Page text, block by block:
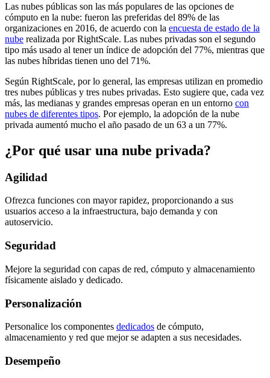
Las nubes públicas son las más populares de las opciones de
cómputo en la nube: fueron las preferidas del 89% de las
organizaciones en 2016, de acuerdo con la encuesta de estado de la
nube realizada por RightScale. Las nubes privadas son el segundo
tipo más usado al tener un índice de adopción del 77%, mientras que
las nubes híbridas tienen uno del 71%.
Según RightScale, por lo general, las empresas utilizan en promedio
tres nubes públicas y tres nubes privadas. Esto sugiere que, cada vez
más, las medianas y grandes empresas operan en un entorno con
nubes de diferentes tipos. Por ejemplo, la adopción de la nube
privada aumentó mucho el año pasado de un 63 a un 77%.
¿Por qué usar una nube privada?
Agilidad
Ofrezca funciones con mayor rapidez, proporcionando a sus
usuarios acceso a la infraestructura, bajo demanda y con
autoservicio.
Seguridad
Mejore la seguridad con capas de red, cómputo y almacenamiento
físicamente aislado y dedicado.
Personalización
Personalice los componentes dedicados de cómputo,
almacenamiento y red que mejor se adapten a sus necesidades.
Desempeño